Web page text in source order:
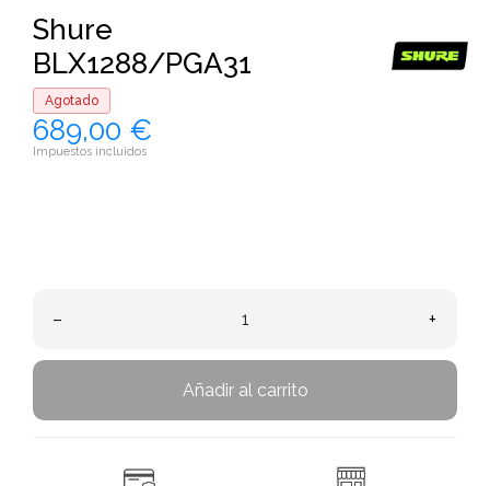
Shure
BLX1288/PGA31
Agotado
689,00 €
Impuestos incluidos
– +
Añadir al carrito